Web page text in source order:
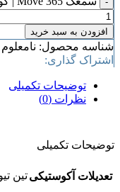
افزودن به سبد خرید
شناسه محصول: نامعلوم
اشتراک گذاری:
توضیحات تکمیلی
نظرات (0)
توضیحات تکمیلی
تعدیلات آکوستیکیتین